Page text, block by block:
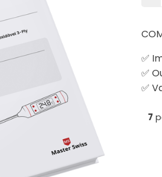
e
✅
✅
✅
7